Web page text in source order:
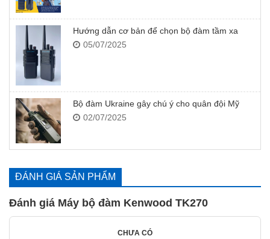
Hướng dẫn cơ bản để chọn bộ đàm tầm xa
05/07/2025
Bộ đàm Ukraine gây chú ý cho quân đội Mỹ
02/07/2025
ĐÁNH GIÁ SẢN PHẨM
Đánh giá Máy bộ đàm Kenwood TK270
CHƯA CÓ